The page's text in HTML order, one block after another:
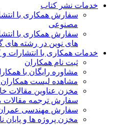
خدمات نشر کتاب
سفارش همکاری با
مصنوعی
سفارش همکاری با
های نوین در رشته های
خدمات همکاری با انتشارات
ثبت نام همکاران
مشاوره رایگان با
مشاهده لیست همکاران
مخزن عناوین مقالات
سفارش ترجمه مقالات
سفارش مهندسی
مخزن پروژه ها و پایان